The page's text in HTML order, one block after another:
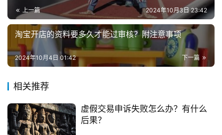
创
业
兼
职
目
电
商
够的精力和经济实力的话，就可以选择相对好一点的装修方
式，如果没有的话也没有关系，可以选择简单大方一点的装
修，总之店铺装修是很有好处的。
推荐阅读：
淘宝店铺装修图片能用别人家的吗？图片设计技巧
淘宝首页怎么装修？包括哪些方面？
上一篇 2024年10月3日 23:42
淘宝开店的资料要多久才能过审核？附注意事项
下一篇
2024年10月4日 01:42
相关推荐
虚假交易申诉失败怎么办？有什么
后果？